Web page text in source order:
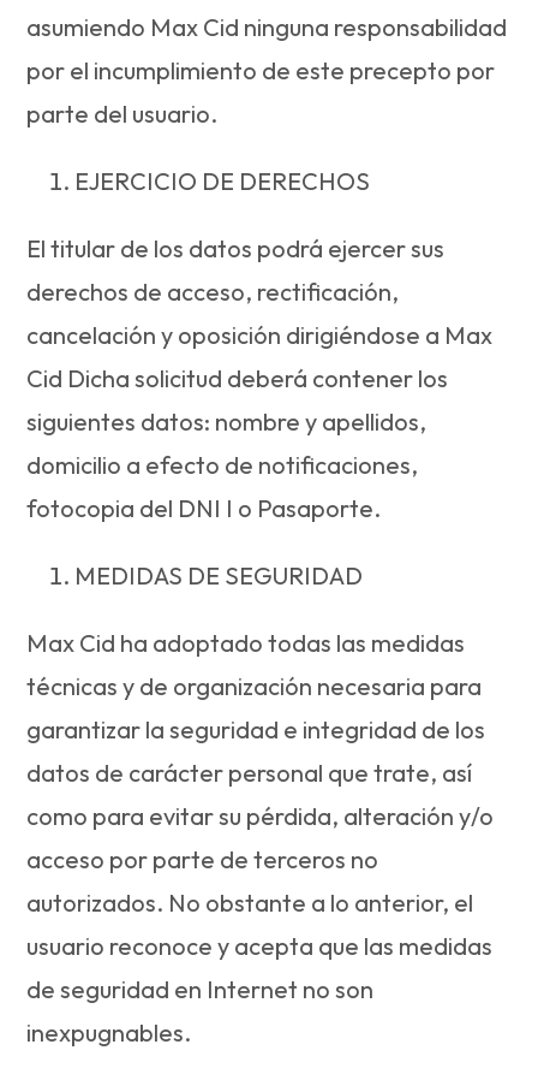
asumiendo Max Cid ninguna responsabilidad
por el incumplimiento de este precepto por
parte del usuario.
EJERCICIO DE DERECHOS
El titular de los datos podrá ejercer sus
derechos de acceso, rectificación,
cancelación y oposición dirigiéndose a Max
Cid Dicha solicitud deberá contener los
siguientes datos: nombre y apellidos,
domicilio a efecto de notificaciones,
fotocopia del DNI I o Pasaporte.
MEDIDAS DE SEGURIDAD
Max Cid ha adoptado todas las medidas
técnicas y de organización necesaria para
garantizar la seguridad e integridad de los
datos de carácter personal que trate, así
como para evitar su pérdida, alteración y/o
acceso por parte de terceros no
autorizados. No obstante a lo anterior, el
usuario reconoce y acepta que las medidas
de seguridad en Internet no son
inexpugnables.